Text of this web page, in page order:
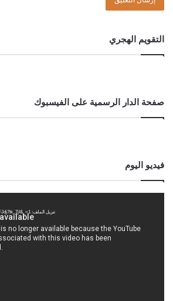
التقويم الهجري
صفحة الدار الرسمية على الفيسبوك
فيديو اليوم
تنزيل الملف: https://www.youtube.com/watch?v=FJdj7tk_7jI&_=1